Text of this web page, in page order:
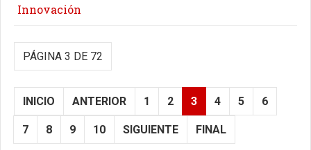
Innovación
PÁGINA 3 DE 72
INICIO ANTERIOR 1 2 3 4 5 6
7 8 9 10 SIGUIENTE FINAL